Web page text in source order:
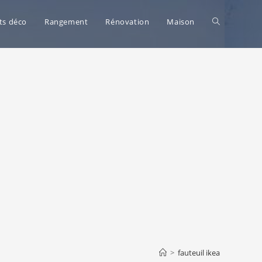
déco Rangement Rénovation Maison Toggle
> fauteuil ikea